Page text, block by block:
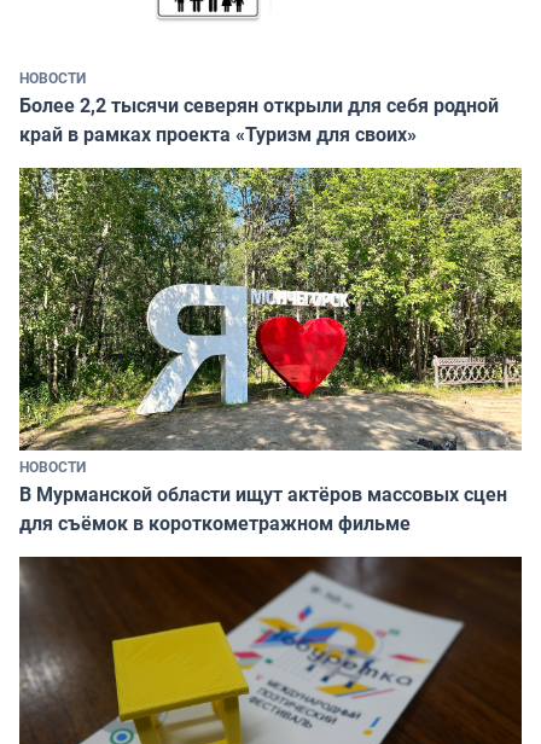
НОВОСТИ
Более 2,2 тысячи северян открыли для себя родной
край в рамках проекта «Туризм для своих»
НОВОСТИ
В Мурманской области ищут актёров массовых сцен
для съёмок в короткометражном фильме